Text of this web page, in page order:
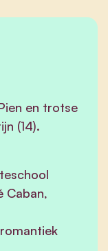
en trotse
(14).
Caban,